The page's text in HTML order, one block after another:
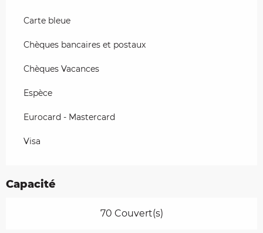
Carte bleue
Chèques bancaires et postaux
Chèques Vacances
Espèce
Eurocard - Mastercard
Visa
Capacité
70 Couvert(s)